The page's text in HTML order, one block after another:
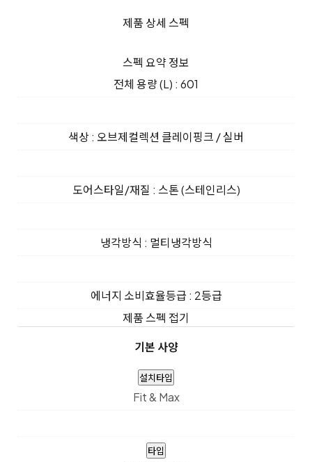
제품 상세 스펙
스펙 요약 정보
전체 용량 (L) : 601
색상 : 오브제컬렉션 클레이핑크 / 실버
도어스타일/재질 : 스톤 (스테인리스)
냉각방식 : 멀티냉각방식
에너지 소비효율등급 : 2등급
제품 스펙 접기
기본 사양
설치타입
Fit & Max
타입